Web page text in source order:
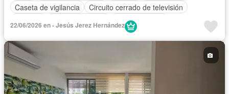
Caseta de vigilancia
Circuito cerrado de televisión
Cocina integral
Estacionamiento
Gas natural
Recámara con closet
Zonas verdes
Solo familias
Completamente amueblado
22/06/2026 en - Jesús Jerez Hernández